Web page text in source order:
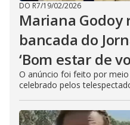
DO R7/19/02/2026
Mariana Godoy
bancada do
‘Bom estar de
O anúncio foi feito por
celebrado pelos